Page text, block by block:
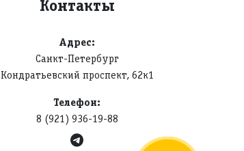
Контакты
Адрес:
Санкт-Петербург
Кондратьевский проспект, 62к1
Телефон:
8 (921) 936-19-88